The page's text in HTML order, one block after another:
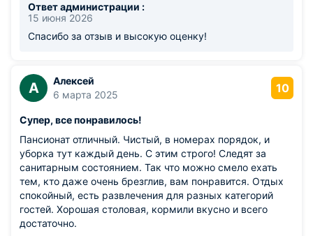
Ответ администрации :
15 июня 2026
Спасибо за отзыв и высокую оценку!
А
Алексей
6 марта 2025
10
Супер, все понравилось!
Пансионат отличный. Чистый, в номерах порядок, и
уборка тут каждый день. С этим строго! Следят за
санитарным состоянием. Так что можно смело ехать
тем, кто даже очень брезглив, вам понравится. Отдых
спокойный, есть развлечения для разных категорий
гостей. Хорошая столовая, кормили вкусно и всего
достаточно.